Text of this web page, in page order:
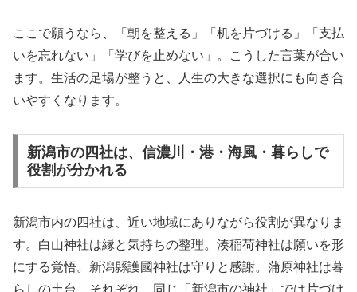
ここで願うなら、「朝を整える」「机を片づける」「支払
いを忘れない」「学びを止めない」。こうした言葉が合い
ます。生活の足場が整うと、人生の大きな選択にも向き合
いやすくなります。
新潟市の四社は、信濃川・港・海風・暮らしで
役割が分かれる
新潟市内の四社は、近い地域にありながら役割が異なりま
す。白山神社は縁と気持ちの整理。湊稲荷神社は願いを形
にする覚悟。新潟縣護國神社は守りと感謝。蒲原神社は暮